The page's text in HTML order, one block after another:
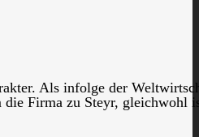
Als infolge der
Firma zu Steyr, gleichwohl